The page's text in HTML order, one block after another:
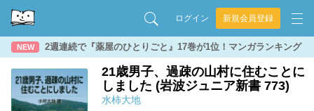
ログイン 新規会員登録
NEW 2週連続で『薬屋のひとりごと』17巻が1位！マンガランキング
21歳男子、過疎の山村に住むことに
しました (岩波ジュニア新書 773)
水柿大地